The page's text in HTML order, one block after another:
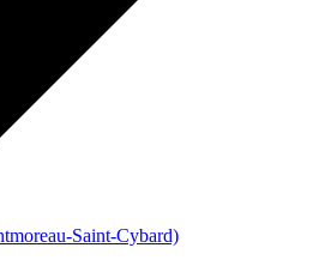
Saint-Cybard)